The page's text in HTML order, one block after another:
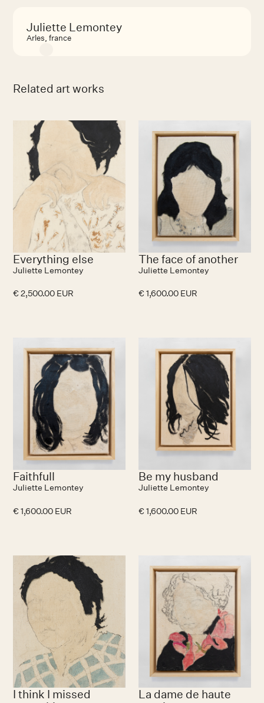
Juliette Lemontey
Arles, france
Related art works
No items found.
Everything else
Juliette Lemontey
€ 2,500.00 EUR
The face of another
Juliette Lemontey
€ 1,600.00 EUR
Faithfull
Juliette Lemontey
€ 1,600.00 EUR
Be my husband
Juliette Lemontey
€ 1,600.00 EUR
No items found.
I think I missed
La dame de haute